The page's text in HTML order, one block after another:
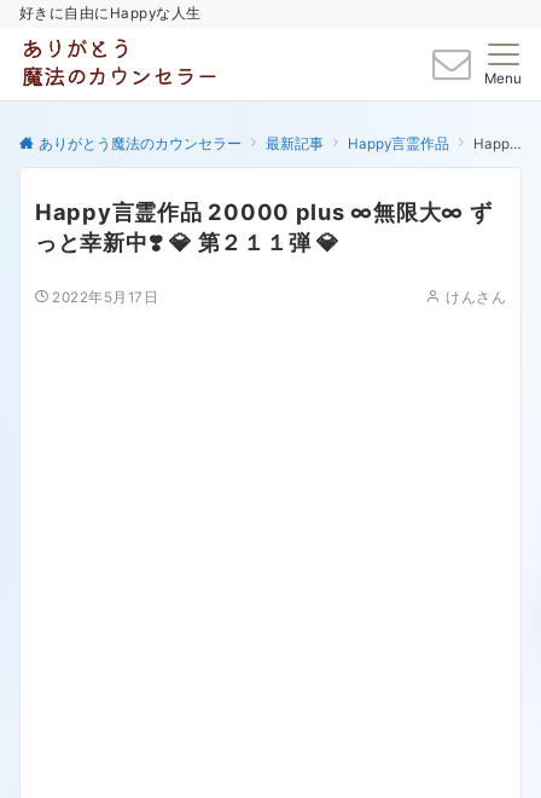
好きに自由にHappyな人生
Menu
ありがとう魔法のカウンセラー 最新記事 Happy言霊作品 Happy言霊作品 20000 plus ∞無限大∞ ずっと幸新中❣️ 💎 第２１１弾 💎
Happy言霊作品 20000 plus ∞無限大∞ ず
っと幸新中❣️ 💎 第２１１弾 💎
2022年5月17日 けんさん